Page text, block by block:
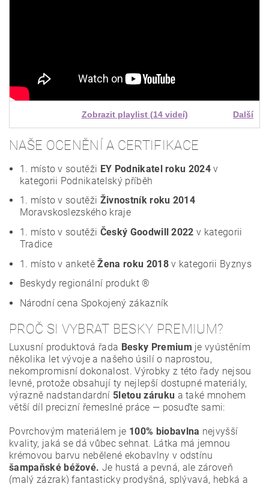
Zobrazit playlist (14 videí) Další
NAŠE OCENĚNÍ A CERTIFIKACE
1. místo v soutěži EY Podnikatel roku 2024 v
kategorii Podnikatelský příběh
1. místo v soutěži Živnostník roku 2014
Moravskoslezského kraje
1. místo v soutěži Český Goodwill 2022 v kategorii
Tradice
1. místo v anketěŽena roku 2018v kategorii Byznys
Beskydy regionální produkt ®
Národní cena Spokojený zákazník
PROČ SI VYBRAT BESKY PREMIUM?
Luxusní produktová řada Besky Premium je vyústěním
několika let vývoje a našeho úsilí o naprostou,
nekompromisní dokonalost. Výrobky z této řady nejsou
levné, protože obsahují ty nejlepší dostupné materiály,
výrazně nadstandardní 5letou záruku a také mnohem
větší díl precizní řemeslné práce — posuďte sami:
Povrchovým materiálem je 100% biobavlna nejvyšší
kvality, jaká se dá vůbec sehnat. Látka má jemnou
krémovou barvu nebělené ekobavlny v odstínu
šampaňské béžové. Je hustá a pevná, ale zároveň
(malý zázrak) fantasticky prodyšná, splývavá, hebká a